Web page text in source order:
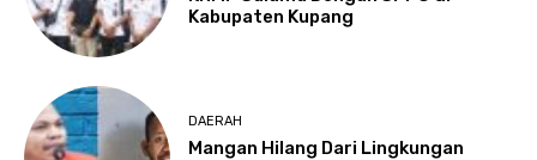
Kabupaten Kupang
DAERAH
Mangan Hilang Dari Lingkungan